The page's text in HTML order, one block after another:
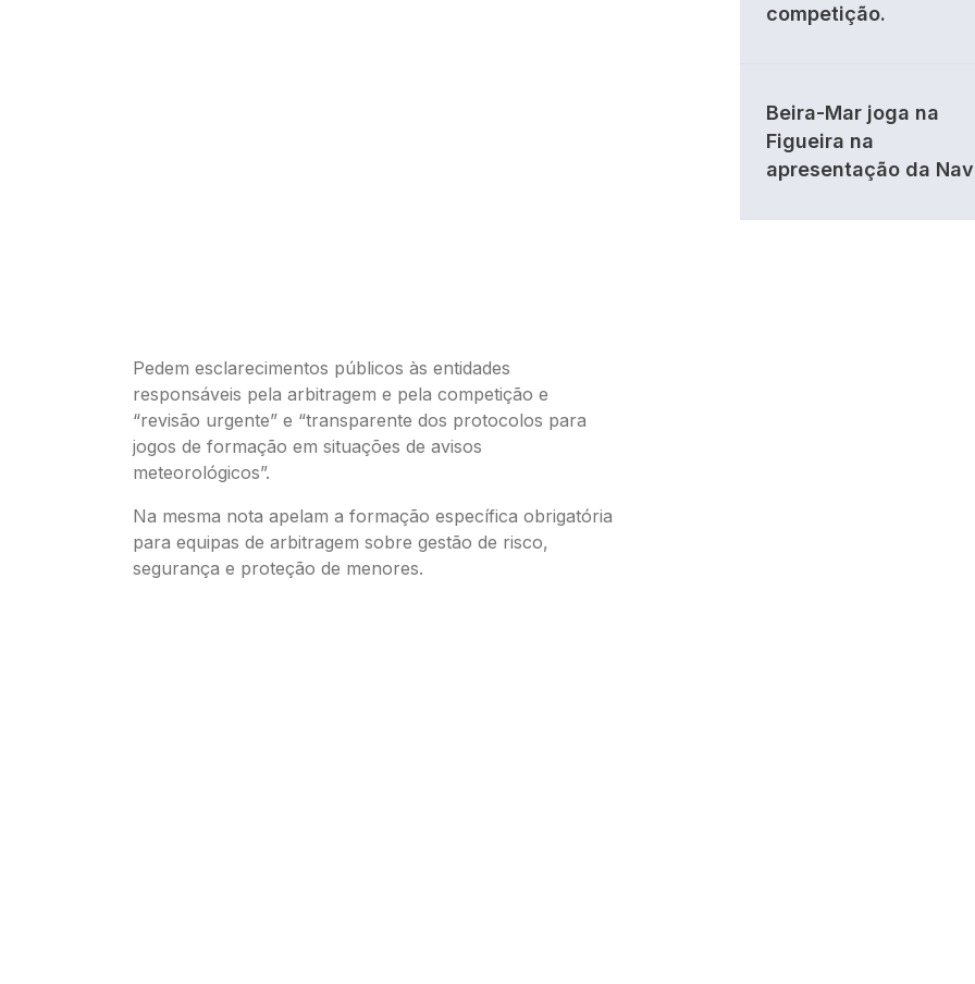
Pedem esclarecimentos públicos às entidades
responsáveis pela arbitragem e pela competição e
“revisão urgente” e “transparente dos protocolos para
jogos de formação em situações de avisos
meteorológicos”.
Na mesma nota apelam a formação específica obrigatória
para equipas de arbitragem sobre gestão de risco,
segurança e proteção de menores.
competição.
Beira-Mar joga na
Figueira na
apresentação da